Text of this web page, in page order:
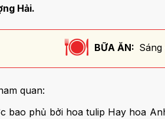
Hải.
BỮA ĂN:
quan:
bao phủ bởi hoa tulip Hay hoa